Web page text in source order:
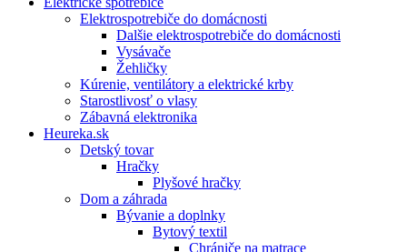
Elektrospotrebiče do domácnosti
Dalšie elektrospotrebiče do domácnosti
Vysávače
Žehličky
Kúrenie, ventilátory a elektrické krby
Starostlivosť o vlasy
Zábavná elektronika
Heureka.sk
Detský tovar
Hračky
Plyšové hračky
Dom a záhrada
Bývanie a doplnky
Bytový textil
Chrániče na matrace